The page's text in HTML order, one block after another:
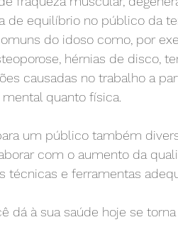
de equilíbrio no público da
do idoso como, por
hérnias de disco,
causadas no trabalho a
quanto física.
um público também
com o aumento da
técnicas e ferramentas
dá à sua saúde hoje se